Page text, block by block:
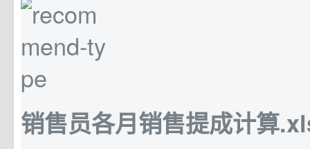
销售员各月销售提成计算